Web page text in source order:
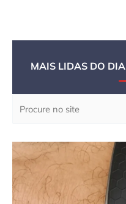
MAIS LIDAS DO DIA